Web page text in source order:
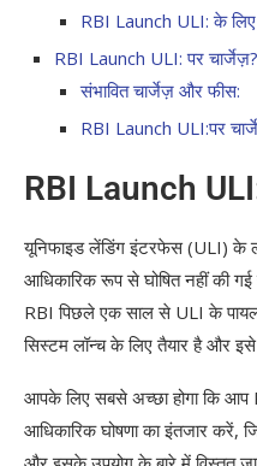
RBI Launch ULI: के
RBI Launch ULI: पर चार्जेज़?
संभावित चार्जेज़ और फीस:
RBI Launch ULI:पर
RBI Launch
यूनिफाइड लेंडिंग इंटरफेस (ULI) के
आधिकारिक रूप से घोषित नहीं की
RBI पिछले एक साल से ULI के
सिस्टम लॉन्च के लिए तैयार है और इसे
आपके लिए सबसे अच्छा होगा कि आप
आधिकारिक घोषणा का इंतजार करें,